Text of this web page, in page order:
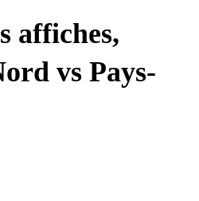
affiches,
vs Pays-